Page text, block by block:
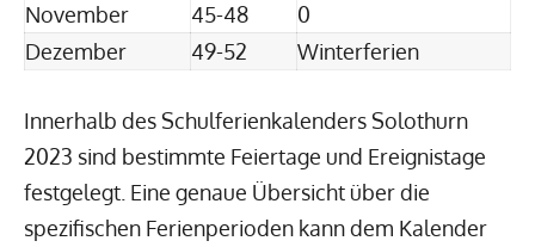
November
45-48
0
Dezember
49-52 Winterferien
Innerhalb des Schulferienkalenders Solothurn
2023 sind bestimmte Feiertage und Ereignistage
festgelegt. Eine genaue Übersicht über die
spezifischen Ferienperioden kann dem Kalender